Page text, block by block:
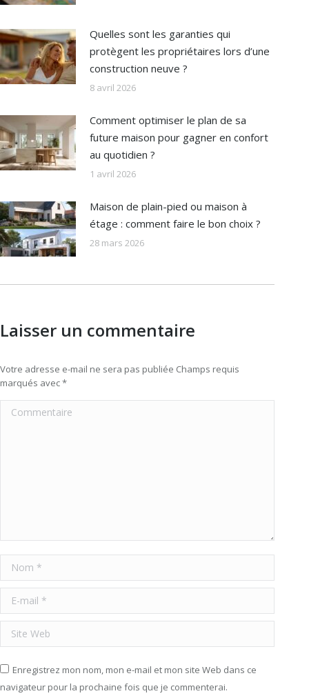
Quelles sont les garanties qui
protègent les propriétaires lors d’une
construction neuve ?
8 avril 2026
Comment optimiser le plan de sa
future maison pour gagner en confort
au quotidien ?
1 avril 2026
Maison de plain-pied ou maison à
étage : comment faire le bon choix ?
28 mars 2026
Laisser un commentaire
Votre adresse e-mail ne sera pas publiée Champs requis
marqués avec*
Commentaire
Nom *
E-mail *
Site Web
Enregistrez mon nom, mon e-mail et mon site Web dans ce
navigateur pour la prochaine fois que je commenterai.